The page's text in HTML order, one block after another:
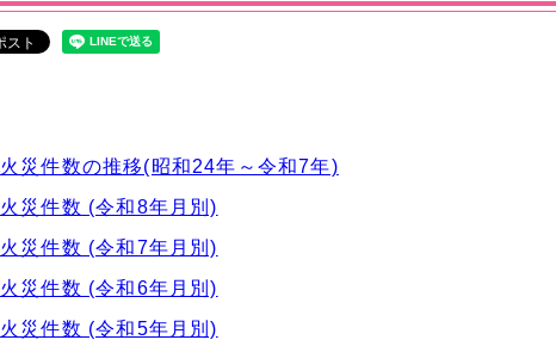
火災件数の推移(昭和24年～令和7年)
火災件数 (令和8年月別)
火災件数 (令和7年月別)
火災件数 (令和6年月別)
火災件数 (令和5年月別)